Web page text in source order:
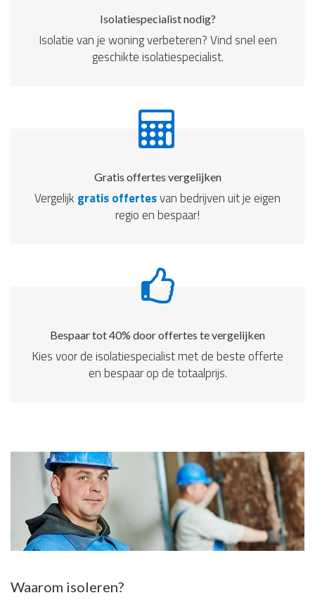
Isolatiespecialist nodig?
Isolatie van je woning verbeteren? Vind snel een
geschikte isolatiespecialist.
Gratis offertes vergelijken
Vergelijk gratis offertesvan bedrijven uit je eigen
regio en bespaar!
Bespaar tot 40% door offertes te vergelijken
Kies voor de isolatiespecialist met de beste offerte
en bespaar op de totaalprijs.
Waarom isoleren?